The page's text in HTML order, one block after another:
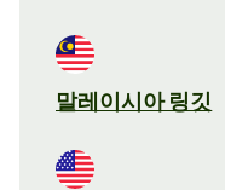
말레이시아 링깃